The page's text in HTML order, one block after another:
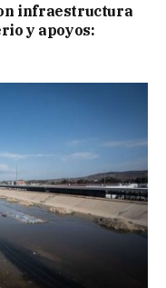
infraestructura
y apoyos: